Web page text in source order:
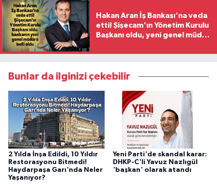
Hakan Aran İş Bankası'na veda
etti! Şişecam'ın Yönetim Kurulu
Başkanı oldu, yeni genel müdür
Bunlar da ilginizi çekebilir
2 Yılda İnşa Edildi, 10 Yıldır
Restorasyonu Bitmedi!
Haydarpaşa Garı'nda Neler
Yaşanıyor?
Yeni Parti'de skandal karar:
DHKP-C'li Yavuz Nazlıgül
'başkan' olarak atandı